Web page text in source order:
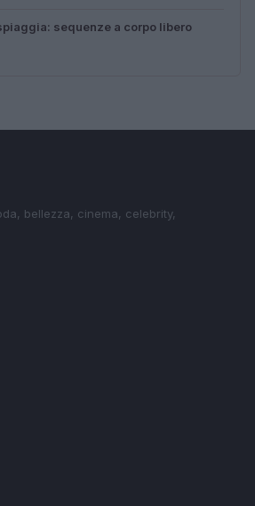
sequenze a corpo libero
bellezza, cinema, celebrity,